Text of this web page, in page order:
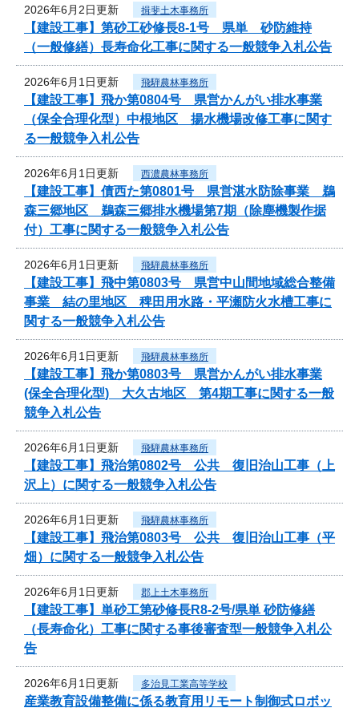
2026年6月2日更新 揖斐土木事務所
【建設工事】第砂工砂修長8-1号 県単 砂防維持
（一般修繕）長寿命化工事に関する一般競争入札公告
2026年6月1日更新 飛騨農林事務所
【建設工事】飛か第0804号 県営かんがい排水事業
（保全合理化型）中根地区 揚水機場改修工事に関す
る一般競争入札公告
2026年6月1日更新 西濃農林事務所
【建設工事】債西た第0801号 県営湛水防除事業 鵜
森三郷地区 鵜森三郷排水機場第7期（除塵機製作据
付）工事に関する一般競争入札公告
2026年6月1日更新 飛騨農林事務所
【建設工事】飛中第0803号 県営中山間地域総合整備
事業 結の里地区 稗田用水路・平瀬防火水槽工事に
関する一般競争入札公告
2026年6月1日更新 飛騨農林事務所
【建設工事】飛か第0803号 県営かんがい排水事業
(保全合理化型) 大久古地区 第4期工事に関する一般
競争入札公告
2026年6月1日更新 飛騨農林事務所
【建設工事】飛治第0802号 公共 復旧治山工事（上
沢上）に関する一般競争入札公告
2026年6月1日更新 飛騨農林事務所
【建設工事】飛治第0803号 公共 復旧治山工事（平
畑）に関する一般競争入札公告
2026年6月1日更新 郡上土木事務所
【建設工事】単砂工第砂修長R8-2号/県単 砂防修繕
（長寿命化）工事に関する事後審査型一般競争入札公
告
2026年6月1日更新 多治見工業高等学校
産業教育設備整備に係る教育用リモート制御式ロボッ